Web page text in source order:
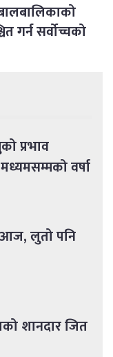
गर्न सर्वोच्चको
प्रभाव
वर्षा
आज, लुतो पनि
शानदार जित